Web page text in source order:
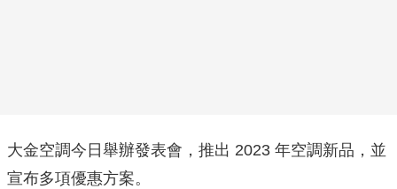
大金空調今日舉辦發表會，推出 2023 年空調新品，並
宣布多項優惠方案。